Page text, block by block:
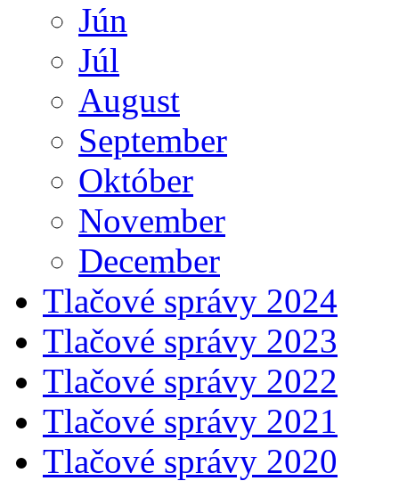
Jún
Júl
August
September
Október
November
December
Tlačové správy 2024
Tlačové správy 2023
Tlačové správy 2022
Tlačové správy 2021
Tlačové správy 2020